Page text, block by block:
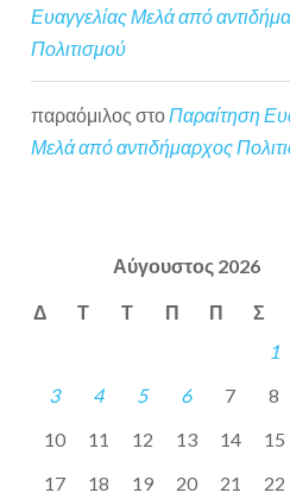
Ευαγγελίας Μελά από
Πολιτισμού
παραόμιλος στο Παραίτηση
Μελά από αντιδήμαρχος
Αύγουστος 2026
Δ Τ Τ Π Π Σ
1
3
4 5 6 7 8
10
11 12 13 14 15
17
18 19 20 21 22